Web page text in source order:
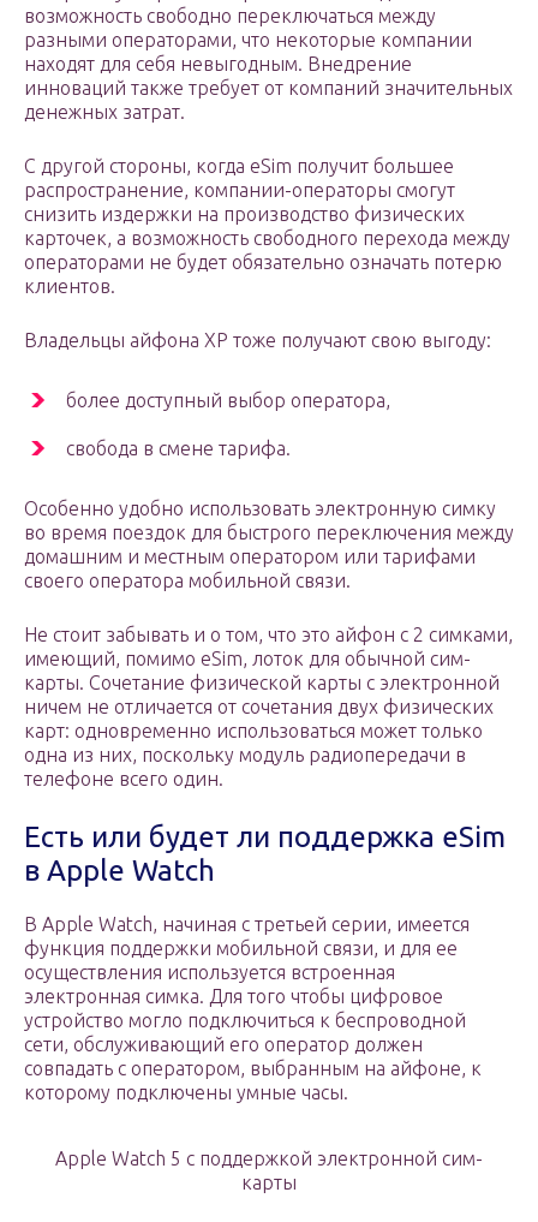
возможность свободно переключаться между
разными операторами, что некоторые компании
находят для себя невыгодным. Внедрение
инноваций также требует от компаний значительных
денежных затрат.
С другой стороны, когда eSim получит большее
распространение, компании-операторы смогут
снизить издержки на производство физических
карточек, а возможность свободного перехода между
операторами не будет обязательно означать потерю
клиентов.
Владельцы айфона ХР тоже получают свою выгоду:
более доступный выбор оператора,
свобода в смене тарифа.
Особенно удобно использовать электронную симку
во время поездок для быстрого переключения между
домашним и местным оператором или тарифами
своего оператора мобильной связи.
Не стоит забывать и о том, что это айфон с 2 симками,
имеющий, помимо eSim, лоток для обычной сим-
карты. Сочетание физической карты с электронной
ничем не отличается от сочетания двух физических
карт: одновременно использоваться может только
одна из них, поскольку модуль радиопередачи в
телефоне всего один.
Есть или будет ли поддержка eSim
в Apple Watch
В Apple Watch, начиная с третьей серии, имеется
функция поддержки мобильной связи, и для ее
осуществления используется встроенная
электронная симка. Для того чтобы цифровое
устройство могло подключиться к беспроводной
сети, обслуживающий его оператор должен
совпадать с оператором, выбранным на айфоне, к
которому подключены умные часы.
Apple Watch 5 с поддержкой электронной сим-
карты